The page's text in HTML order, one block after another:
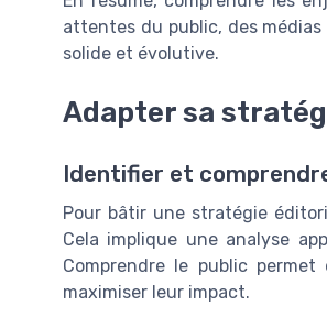
attentes du public, des
solide et évolutive.
Adapter sa
Identifier et
Pour bâtir une stratégie
Cela implique une analyse
Comprendre le public
maximiser leur impact.